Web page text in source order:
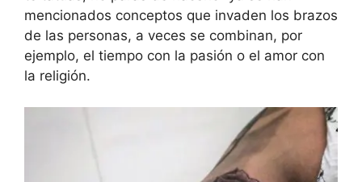
mencionados conceptos que invaden los brazos
de las personas, a veces se combinan, por
ejemplo, el tiempo con la pasión o el amor con
la religión.